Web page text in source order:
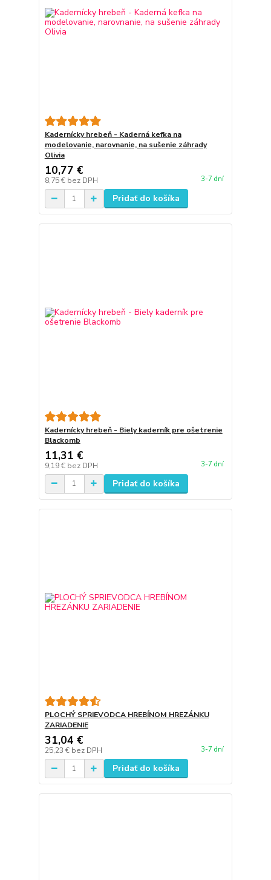
Kadernícky hrebeň - Kaderná kefka na
modelovanie, narovnanie, na sušenie záhrady
Olivia
10,77 €
8,75 € bez DPH 3-7 dní
Pridať do košíka
Kadernícky hrebeň - Biely kaderník pre ošetrenie
Blackomb
11,31 €
9,19 € bez DPH 3-7 dní
Pridať do košíka
PLOCHÝ SPRIEVODCA HREBÍNOM HREZÁNKU
ZARIADENIE
31,04 €
25,23 € bez DPH 3-7 dní
Pridať do košíka